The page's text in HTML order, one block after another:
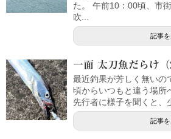
た。 午前10：00頃、市
吹...
記事
一面 太刀魚だらけ（
最近釣果が芳しく無いの
頃からいつもと違う場所
先行者に様子を聞くと、
記事